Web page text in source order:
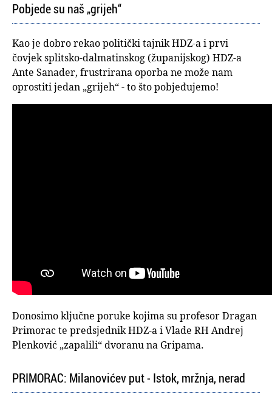
Pobjede su naš „grijeh“
Kao je dobro rekao politički tajnik HDZ-a i prvi
čovjek splitsko-dalmatinskog (županijskog) HDZ-a
Ante Sanader, frustrirana oporba ne može nam
oprostiti jedan „grijeh“ - to što pobjeđujemo!
Donosimo ključne poruke kojima su profesor Dragan
Primorac te predsjednik HDZ-a i Vlade RH Andrej
Plenković „zapalili“ dvoranu na Gripama.
PRIMORAC: Milanovićev put - Istok, mržnja, nerad